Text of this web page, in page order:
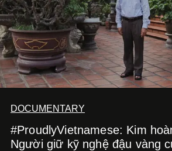
DOCUMENTARY
#ProudlyVietnamese: Kim
Người giữ kỹ nghệ đậu vàng